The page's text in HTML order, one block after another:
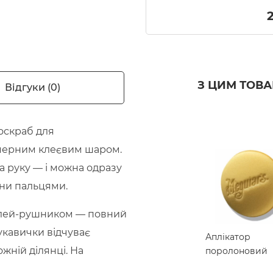
Відгуки (0)
для
клеєвим шаром.
руку — і можна одразу
пальцями.
рушником — повний
відчуває
ділянці. На
З ЦИМ
Аплікатор
поролоновий